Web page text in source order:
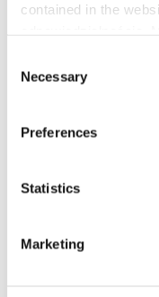
contained in the
121387608.
Selection
Necessary
Preferences
Statistics
Marketing